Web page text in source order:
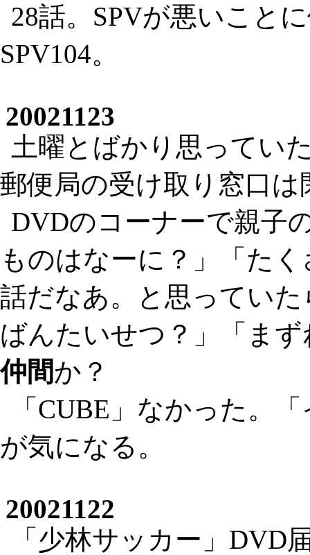
28話。SPVが悪いこと
SPV104。
20021123
土曜とばかり思ってい
郵便局の受け取り窓口
DVDのコーナーで親子
ものはなーに？」「た
話だなあ。と思ってい
ばんたいせつ？」「ま
仲間か？
「CUBE」なかった。
が気になる。
20021122
「少林サッカー」DVD